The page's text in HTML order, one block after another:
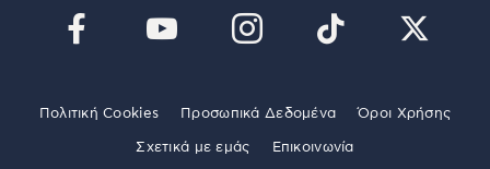
Πολιτική Cookies Προσωπικά Δεδομένα Όροι Χρήσης
Σχετικά με εμάς Επικοινωνία